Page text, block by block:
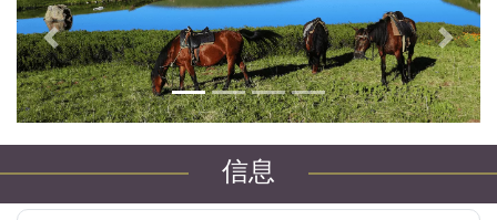
以前的 下一個
信息